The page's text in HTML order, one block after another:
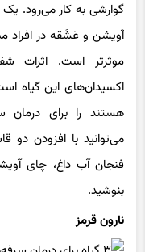
گوارشی به کار می‌رود.
آویشن و عَشَقه در افراد
موثرتر است. اثرات
اکسیدان‌های این گیاه
هستند را برای درمان
می‌توانید با افزودن
بنوشید.
نارون قرمز